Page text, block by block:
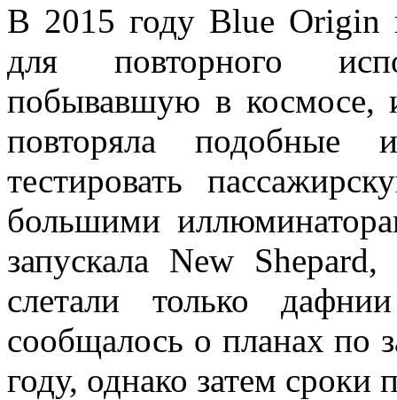
В 2015 году Blue Origin
для повторного
побывавшую в космосе,
повторяла подобные
тестировать
большими
запускала New
слетали только
сообщалось о планах по
году, однако затем сроки